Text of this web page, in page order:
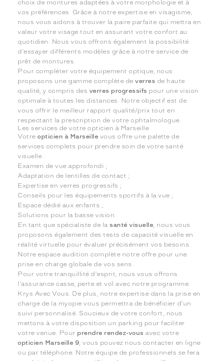
choix de montures adaptées à votre morphologie et à
vos préférences. Grâce à notre expertise en visagisme,
nous vous aidons à trouver la paire parfaite qui mettra en
valeur votre visage tout en assurant votre confort au
quotidien. Nous vous offrons également la possibilité
d'essayer différents modèles grâce à notre service de
prêt de montures.
Pour compléter votre équipement optique, nous
proposons une gamme complète deverres de haute
qualité, y compris des verres progressifs pour une vision
optimale à toutes les distances. Notre objectif est de
vous offrir le meilleur rapport qualité/prix tout en
respectant la prescription de votre ophtalmologue.
Les services de votre opticien à Marseille
Votreopticien à Marseille vous offre une palette de
services complets pour prendre soin de votre santé
visuelle :
Examen de vue approfondi ;
Adaptation de lentilles de contact ;
Expertise en verres progressifs ;
Conseils pour les équipements sportifs à la vue ;
Espace dédié aux enfants ;
Solutions pour la basse vision.
En tant que spécialiste de lasanté visuelle, nous vous
proposons également des tests de capacité visuelle en
réalité virtuelle pour évaluer précisément vos besoins.
Notre espace audition complète notre offre pour une
prise en charge globale de vos sens.
Pour votre tranquillité d'esprit, nous vous offrons
l'assurance casse, perte et vol avec notre programme
Krys Avec Vous. De plus, notre expertise dans la prise en
charge de la myopie vous permettra de bénéficier d'un
suivi personnalisé. Soucieux de votre confort, nous
mettons à votre disposition un parking pour faciliter
votre venue. Pour prendre rendez-vous avec votre
opticien Marseille 9, vous pouvez nous contacter en ligne
ou par téléphone. Notre équipe de professionnels se fera